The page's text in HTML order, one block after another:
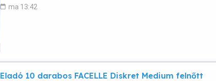
ma 13:42
Eladó 10 darabos FACELLE Diskret Medium felnőtt